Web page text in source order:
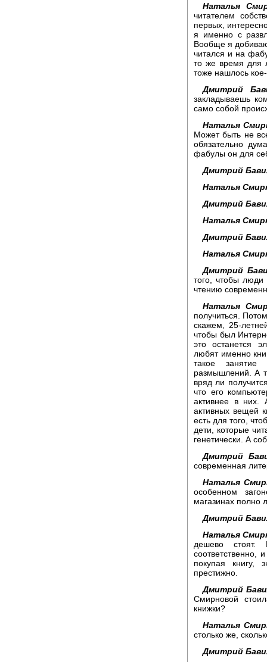
Наталья
читателем
первых,
я именно с
Вообще я
читался и на
то же время для
тоже нашлось
Дмитрий
закладываешь
само собой
Наталья
Может быть не
обязательно
фабулы он для
Дмитрий
Наталья
Дмитрий
Наталья
Дмитрий
Наталья
Дмитрий
того, чтобы люди
чтению
Наталья
получиться.
скажем, 25-
чтобы был
это останется
любят именно
такое
размышлений. А
вряд ли
что его
активнее в них.
активных вещей
есть для того,
дети, которые
генетически. А
Дмитрий
современная
Наталья
особенном
магазинах полно
Дмитрий
Наталья
дешево
соответственно,
покупая книгу,
престижно.
Дмитрий
Смирновой
книжки?
Наталья
столько же,
Дмитрий